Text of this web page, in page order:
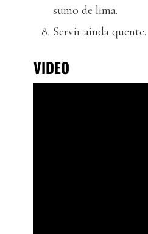
sumo de lima.
Servir ainda quente.
VIDEO